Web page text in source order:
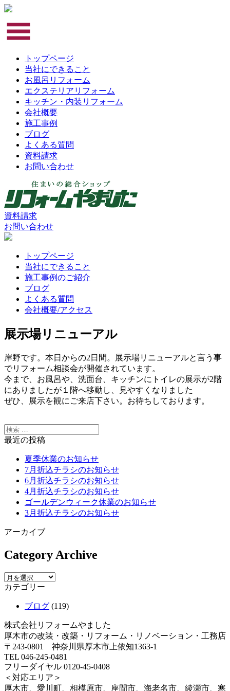
トップページ
当社にできること
お風呂リフォーム
エクステリアリフォーム
キッチン・内装リフォーム
会社概要
施工事例
ブログ
よくある質問
資料請求
お問い合わせ
資料請求
お問い合わせ
トップページ
当社にできること
施工事例のご紹介
ブログ
よくある質問
会社概要/アクセス
展示場リニューアル
岸野です。本日からの2日間。展示場リニューアルと言う事
でリフォーム相談会が開催されています。
今まで、お風呂や、洗面台、キッチンにトイレの展示が2階
にありましたが１階へ移動し、見やすくなりました
ぜひ、展示を観にご来店下さい。お待ちしております。
最近の投稿
夏季休業のお知らせ
7月折込チラシのお知らせ
6月折込チラシのお知らせ
4月折込チラシのお知らせ
ゴールデンウィーク休業のお知らせ
3月折込チラシのお知らせ
アーカイブ
Category Archive
カテゴリー
ブログ (119)
株式会社リフォームやました
厚木市の改装・改築・リフォーム・リノベーション・工務店
〒243-0801 神奈川県厚木市上依知1363-1
TEL 046-245-0481
フリーダイヤル 0120-45-0408
＜対応エリア＞
厚木市、愛川町、相模原市、座間市、海老名市、綾瀬市、寒